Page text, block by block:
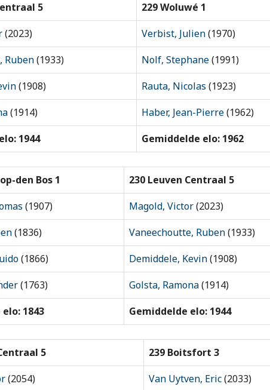
5 229 Woluwé 1
(2023) Verbist, Julien(1970)
Ruben(1933) Nolf, Stephane(1991)
(1908) Rauta, Nicolas (1923)
(1914) Haber, Jean-Pierre(1962)
1944
Gemiddelde elo: 1962
den Bos 1 230 Leuven Centraal 5
(1907) Magold, Victor(2023)
(1836) Vaneechoutte, Ruben(1933)
(1866) Demiddele, Kevin(1908)
(1763) Golsta, Ramona(1914)
1843
Gemiddelde elo: 1944
5 239 Boitsfort 3
(2054) Van Uytven, Eric(2033)